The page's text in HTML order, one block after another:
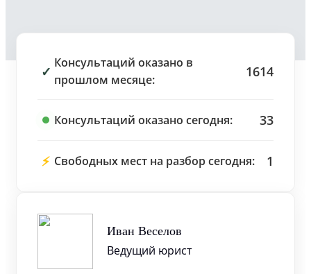
✓
Консультаций оказано в
прошлом месяце:
1614
Консультаций оказано сегодня: 33
⚡ Свободных мест на разбор сегодня: 1
Иван Веселов
Ведущий юрист